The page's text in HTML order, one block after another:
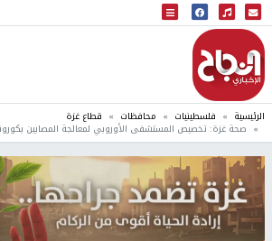
البث المباشر
إذاعة النجاح
الرئيسية فلسطينيات محافظات قطاع غزة
صحة غزة: تخصيص المستشفى الأوروبي لمعالجة المصابين